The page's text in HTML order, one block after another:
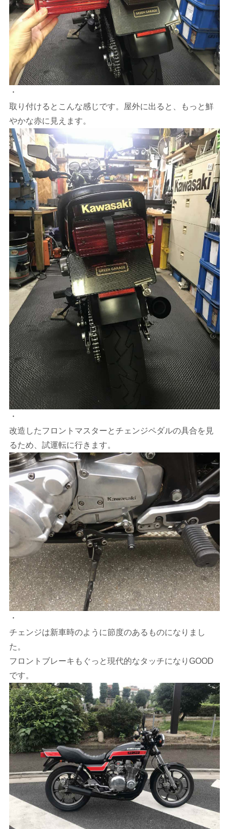
・
取り付けるとこんな感じです。屋外に出ると、もっと鮮
やかな赤に見えます。
・
改造したフロントマスターとチェンジペダルの具合を見
るため、試運転に行きます。
・
チェンジは新車時のように節度のあるものになりまし
た。
フロントブレーキもぐっと現代的なタッチになりGOOD
です。